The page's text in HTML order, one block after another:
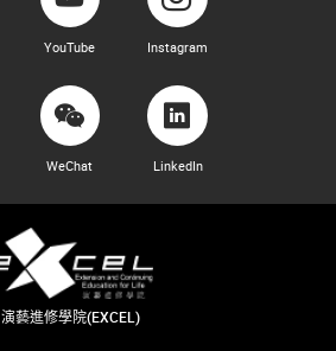
YouTube Instagram
WeChat LinkedIn
演藝進修學院(EXCEL)